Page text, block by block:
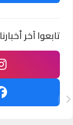
تابعوا آخر أخبارنا